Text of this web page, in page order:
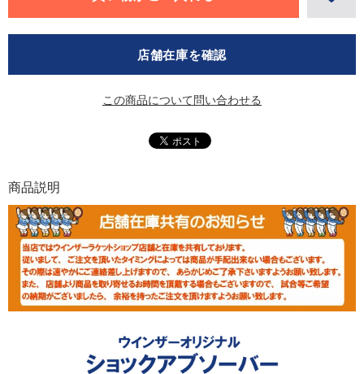
店舗在庫を確認
この商品について問い合わせる
商品説明